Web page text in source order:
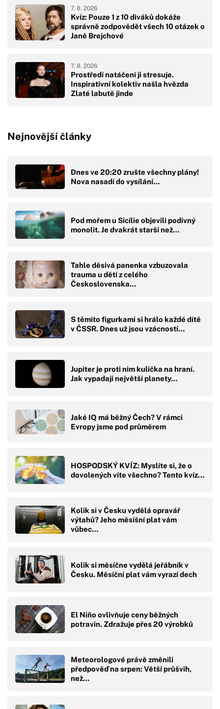
Kvíz: Pouze 1 z 10 diváků dokáže
správně zodpovědět všech 10 otázek o
Janě Brejchové
7. 8. 2026
Prostředí natáčení ji stresuje.
Inspirativní kolektiv našla hvězda
Zlaté labutě jinde
7. 8. 2026
Nejnovější články
Dnes ve 20:20 zrušte všechny plány!
Nova nasadí do vysílání…
Pod mořem u Sicílie objevili podivný
monolit. Je dvakrát starší než…
Tahle děsivá panenka vzbuzovala
trauma u dětí z celého
Československa…
S těmito figurkami si hrálo každé dítě
v ČSSR. Dnes už jsou vzácností…
Jupiter je proti nim kulička na hraní.
Jak vypadají největší planety…
Jaké IQ má běžný Čech? V rámci
Evropy jsme pod průměrem
HOSPODSKÝ KVÍZ: Myslíte si, že o
dovolených víte všechno? Tento kvíz…
Kolik si v Česku vydělá opravář
výtahů? Jeho měsíšní plat vám
vůbec…
Kolik si měsíčne vydělá jeřábník v
Česku. Měsíční plat vám vyrazí dech
El Niño ovlivňuje ceny běžných
potravin. Zdražuje přes 20 výrobků
Meteorologové právě změnili
předpověď na srpen: Větší průšvih,
než…